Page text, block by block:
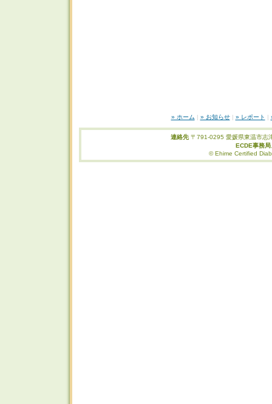
» ホーム | » お知らせ| » レポート |
連絡先 〒791-0295 愛媛県東温市志
ECDE事務
© Ehime Certified